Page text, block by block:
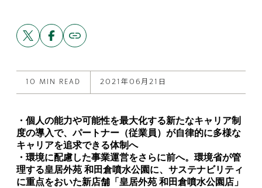
Share
this
post
X
Share
this
post
Facebook
Copy
link
to
10 MIN READ 2021年06月21日
・個人の能力や可能性を最大化する新たなキャリア制
度の導入で、パートナー（従業員）が自律的に多様な
キャリアを追求できる体制へ
・環境に配慮した事業運営をさらに前へ。環境省が管
理する皇居外苑 和田倉噴水公園に、サステナビリティ
に重点をおいた新店舗「皇居外苑 和田倉噴水公園店」